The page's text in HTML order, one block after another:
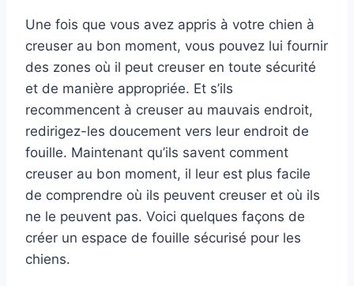
Une fois que vous avez appris à votre chien à
creuser au bon moment, vous pouvez lui fournir
des zones où il peut creuser en toute sécurité
et de manière appropriée. Et s’ils
recommencent à creuser au mauvais endroit,
redirigez-les doucement vers leur endroit de
fouille. Maintenant qu’ils savent comment
creuser au bon moment, il leur est plus facile
de comprendre où ils peuvent creuser et où ils
ne le peuvent pas. Voici quelques façons de
créer un espace de fouille sécurisé pour les
chiens.